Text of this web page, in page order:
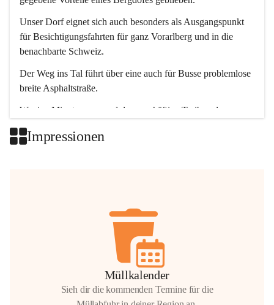
Unser Dorf eignet sich auch besonders als Ausgangspunkt
für Besichtigungsfahrten für ganz Vorarlberg und in die
benachbarte Schweiz.
Der Weg ins Tal führt über eine auch für Busse problemlose
breite Asphaltstraße.
Wenige Minuten nur, und das geschäftige Treiben der
Impressionen
Müllkalender
Sieh dir die kommenden Termine für die